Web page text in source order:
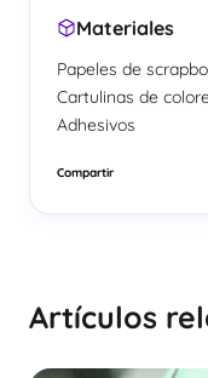
Materiales
Papeles de
Cartulinas de
Adhesivos
Compartir
Artículos